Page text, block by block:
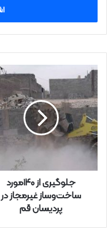
ا
ی
ل
خ
و
د
ر
ا
و
ا
ر
جلوگیری از ۱۴۰مورد
ساخت‌وساز غیرمجاز در
پردیسان قم